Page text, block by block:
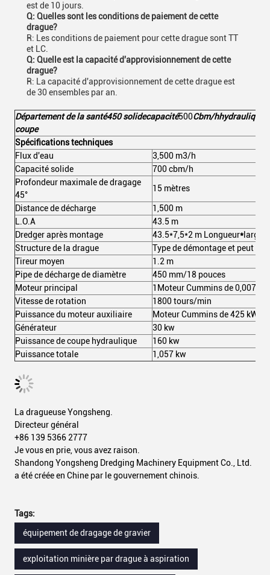
est de 10 jours.
Q: Quelles sont les conditions de paiement de cette
drague?
R: Les conditions de paiement pour cette drague sont TT
et LC.
Q: Quelle est la capacité d'approvisionnement de cette
drague?
R: La capacité d'approvisionnement de cette drague est
de 30 ensembles par an.
Département de la santé450 solidecapacité500Cbm/hhydraulique
coupe
Spécifications techniques
Flux d'eau
3,500 m3/h
Capacité solide
700 cbm/h
Profondeur maximale de dragage
45°
15 mètres
Distance de décharge
1,500 m
L.O.A
43.5 m
Dredger après montage
43.5*7,5*2 m Longueur*
Structure de la drague
Type de démontage et peut
Tireur moyen
1.2 m
Pipe de décharge de diamètre
450 mm/18 pouces
Moteur principal
1Moteur Cummins de 0,007 kW
Vitesse de rotation
1800 tours/min
Puissance du moteur auxiliaire
Moteur Cummins de 425 kW
Générateur
30 kw
Puissance de coupe hydraulique
160 kw
Puissance totale
1,057 kw
La dragueuse Yongsheng.
Directeur général
+86 139 5366 2777
Je vous en prie, vous avez raison.
Shandong Yongsheng Dredging Machinery Equipment Co., Ltd.
a été créée en Chine par le gouvernement chinois.
Tags:
équipement de dragage de gravier
exploitation minière par drague à aspiration